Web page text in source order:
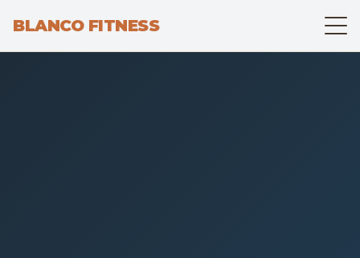
BLANCO FITNESS